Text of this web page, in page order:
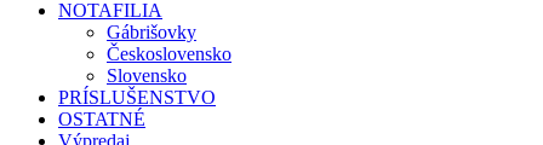
NOTAFILIA
Gábrišovky
Československo
Slovensko
PRÍSLUŠENSTVO
OSTATNÉ
Výpredaj